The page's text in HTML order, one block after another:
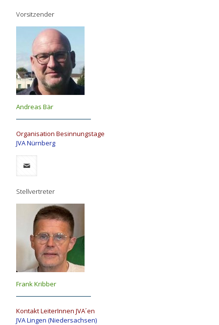
Vorsitzender
Andreas Bär
Organisation Besinnungstage
JVA Nürnberg
Stellvertreter
Frank Kribber
Kontakt LeiterInnen JVA´en
JVA Lingen (Niedersachsen)